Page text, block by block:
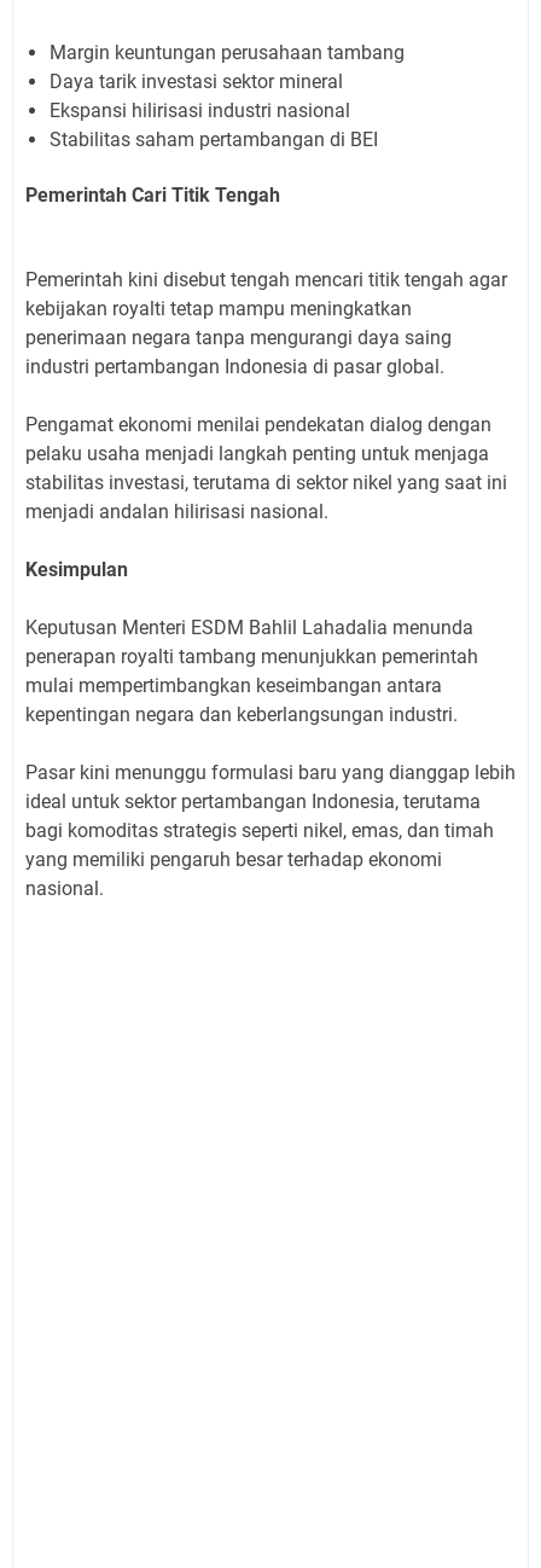
Margin keuntungan perusahaan tambang
Daya tarik investasi sektor mineral
Ekspansi hilirisasi industri nasional
Stabilitas saham pertambangan di BEI
Pemerintah Cari Titik Tengah
Pemerintah kini disebut tengah mencari titik tengah agar
kebijakan royalti tetap mampu meningkatkan
penerimaan negara tanpa mengurangi daya saing
industri pertambangan Indonesia di pasar global.
Pengamat ekonomi menilai pendekatan dialog dengan
pelaku usaha menjadi langkah penting untuk menjaga
stabilitas investasi, terutama di sektor nikel yang saat ini
menjadi andalan hilirisasi nasional.
Kesimpulan
Keputusan Menteri ESDM Bahlil Lahadalia menunda
penerapan royalti tambang menunjukkan pemerintah
mulai mempertimbangkan keseimbangan antara
kepentingan negara dan keberlangsungan industri.
Pasar kini menunggu formulasi baru yang dianggap lebih
ideal untuk sektor pertambangan Indonesia, terutama
bagi komoditas strategis seperti nikel, emas, dan timah
yang memiliki pengaruh besar terhadap ekonomi
nasional.